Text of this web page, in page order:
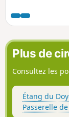
remembrée, qui
chênes. De
contournent le
pratiquer de
Plus de
Consultez les
Étang du
Passerelle